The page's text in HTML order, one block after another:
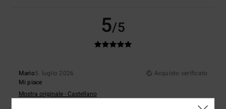
5/5
Mario5. luglio 2026
Acquisto verificato
Mi piace
Mostra originale - Castellano
: 5 /5